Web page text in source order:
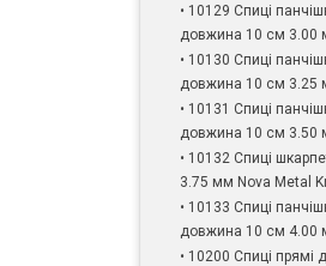
• 10129 Спиці
довжина 10 см 3.00
• 10130 Спиці
довжина 10 см 3.25
• 10131 Спиці
довжина 10 см 3.50
• 10132 Спиці
3.75 мм Nova Metal
• 10133 Спиці
довжина 10 см 4.00
• 10200 Спиці прямі